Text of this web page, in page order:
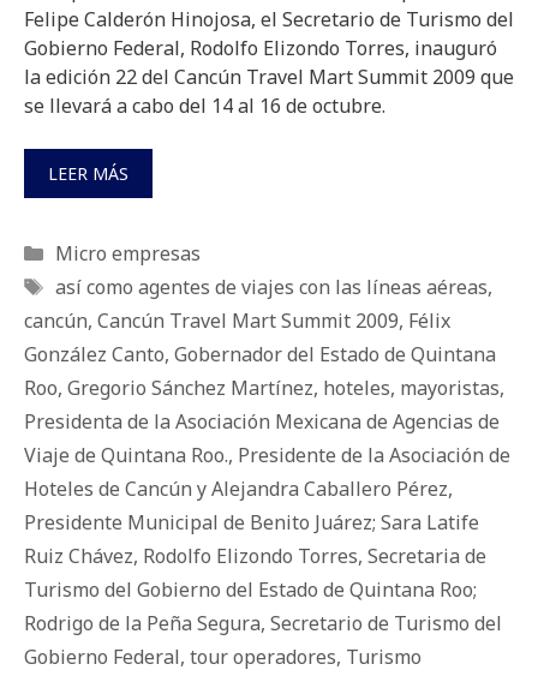
Felipe Calderón Hinojosa, el Secretario de Turismo del
Gobierno Federal, Rodolfo Elizondo Torres, inauguró
la edición 22 del Cancún Travel Mart Summit 2009 que
se llevará a cabo del 14 al 16 de octubre.
LEER MÁS
Categorías
Micro empresas
Etiquetas
así como agentes de viajes con las líneas aéreas,
cancún, Cancún Travel Mart Summit 2009, Félix
González Canto, Gobernador del Estado de Quintana
Roo, Gregorio Sánchez Martínez, hoteles, mayoristas,
Presidenta de la Asociación Mexicana de Agencias de
Viaje de Quintana Roo., Presidente de la Asociación de
Hoteles de Cancún y Alejandra Caballero Pérez,
Presidente Municipal de Benito Juárez; Sara Latife
Ruiz Chávez, Rodolfo Elizondo Torres, Secretaria de
Turismo del Gobierno del Estado de Quintana Roo;
Rodrigo de la Peña Segura, Secretario de Turismo del
Gobierno Federal, tour operadores, Turismo